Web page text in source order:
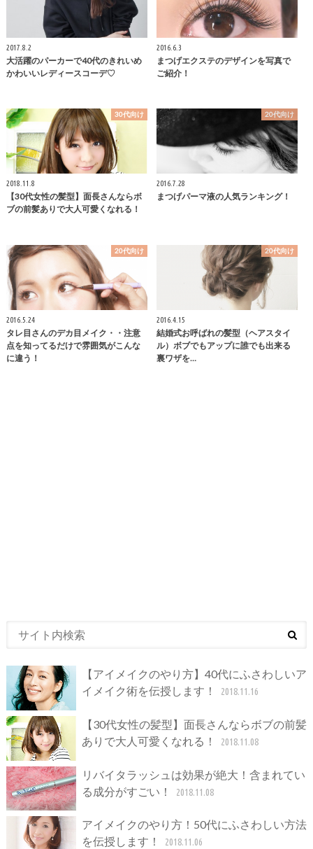
2017.8.2
大活躍のパーカーで40代のきれいめ
かわいいレディースコーデ♡
2016.6.3
まつげエクステのデザインを写真で
ご紹介！
30代向け
2018.11.8
【30代女性の髪型】面長さんならボ
ブの前髪ありで大人可愛くなれる！
20代向け
2016.7.28
まつげパーマ液の人気ランキング！
20代向け
2016.5.24
タレ目さんのデカ目メイク・・注意
点を知ってるだけで雰囲気がこんな
に違う！
20代向け
2016.4.15
結婚式お呼ばれの髪型（ヘアスタイ
ル）ボブでもアップに誰でも出来る
裏ワザを…
【アイメイクのやり方】40代にふさわしいア
イメイク術を伝授します！
2018.11.16
【30代女性の髪型】面長さんならボブの前髪
ありで大人可愛くなれる！
2018.11.08
リバイタラッシュは効果が絶大！含まれてい
る成分がすごい！
2018.11.08
アイメイクのやり方！50代にふさわしい方法
を伝授します！
2018.11.06